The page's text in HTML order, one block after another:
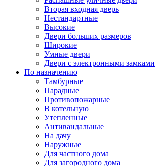
Вторая входная дверь
Нестандартные
Высокие
Двери больших размеров
Широкие
Умные двери
Двери с электронными замками
По назначению
Тамбурные
Парадные
Противопожарные
В котельную
Утепленные
Антивандальные
На дачу
Наружные
Для частного дома
Для загородного дома